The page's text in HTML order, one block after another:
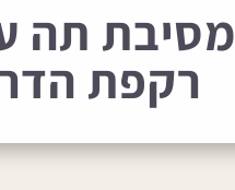
מסיבת תה
רקפת